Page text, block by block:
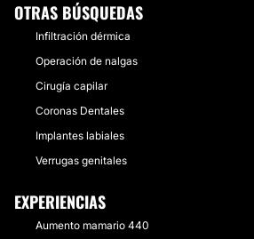
OTRAS BÚSQUEDAS
Infiltración dérmica
Operación de nalgas
Cirugía capilar
Coronas Dentales
Implantes labiales
Verrugas genitales
EXPERIENCIAS
Aumento mamario 440